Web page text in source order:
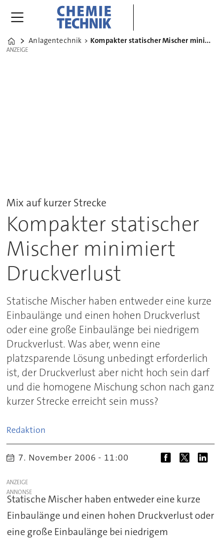
Home
Anlagentechnik Kompakter statischer Mischer minimiert Druckverlust
ANZEIGE
ANZEIGE
Mix auf kurzer Strecke
Kompakter statischer
Mischer minimiert
Druckverlust
Statische Mischer haben entweder eine kurze
Einbaulänge und einen hohen Druckverlust
oder eine große Einbaulänge bei niedrigem
Druckverlust. Was aber, wenn eine
platzsparende Lösung unbedingt erforderlich
ist, der Druckverlust aber nicht hoch sein darf
und die homogene Mischung schon nach ganz
kurzer Strecke erreicht sein muss?
Redaktion
7. November 2006 - 11:00
ANZEIGE
Statische Mischer haben entweder eine kurze
Einbaulänge und einen hohen Druckverlust oder
eine große Einbaulänge bei niedrigem